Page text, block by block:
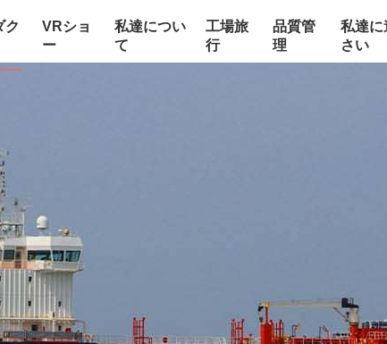
ク
VRショ
ー
私達につい
て
工場旅
行
品質管
理
私達に
さい